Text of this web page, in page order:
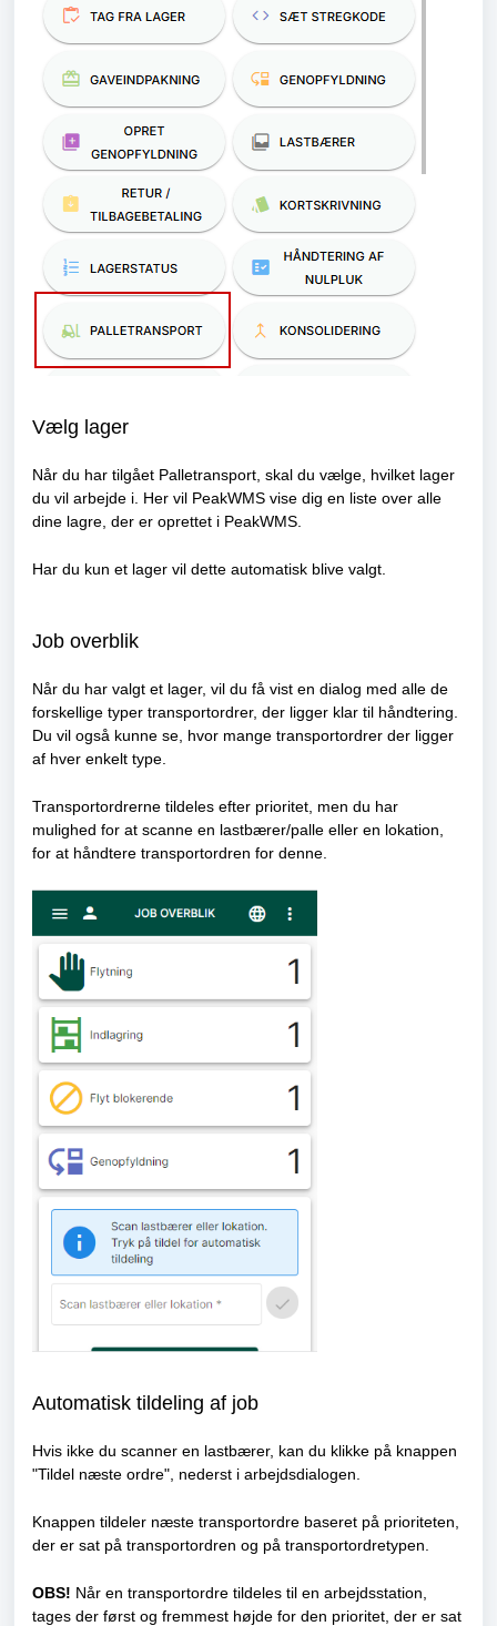
Vælg lager
Når du har tilgået Palletransport, skal du vælge, hvilket lager
du vil arbejde i. Her vil PeakWMS vise dig en liste over alle
dine lagre, der er oprettet i PeakWMS.
Har du kun et lager vil dette automatisk blive valgt.
Job overblik
Når du har valgt et lager, vil du få vist en dialog med alle de
forskellige typer transportordrer, der ligger klar til håndtering.
Du vil også kunne se, hvor mange transportordrer der ligger
af hver enkelt type.
Transportordrerne tildeles efter prioritet, men du har
mulighed for at scanne en lastbærer/palle eller en lokation,
for at håndtere transportordren for denne.
Automatisk tildeling af job
Hvis ikke du scanner en lastbærer, kan du klikke på knappen
"Tildel næste ordre", nederst i arbejdsdialogen.
Knappen tildeler næste transportordre baseret på prioriteten,
der er sat på transportordren og på transportordretypen.
OBS! Når en transportordre tildeles til en arbejdsstation,
tages der først og fremmest højde for den prioritet, der er sat